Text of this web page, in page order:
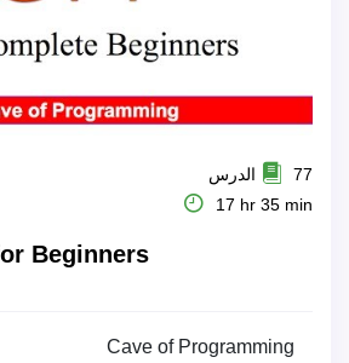
77 الدرس
17 hr 35 min
Beginners
Cave of Programming